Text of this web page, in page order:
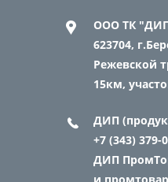
ООО ТК
623704,
Режевской
15км,
ДИП
+7 (343) 379-
ДИП
и